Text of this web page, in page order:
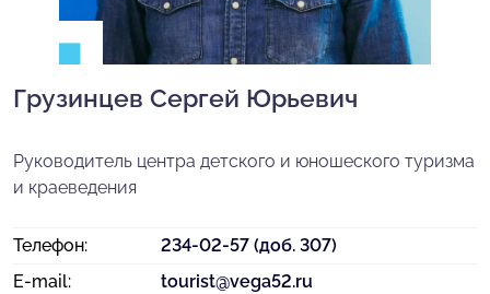
Грузинцев Сергей Юрьевич
Руководитель центра детского и юношеского туризма
и краеведения
Телефон:
234-02-57 (доб. 307)
E-mail:
tourist@vega52.ru